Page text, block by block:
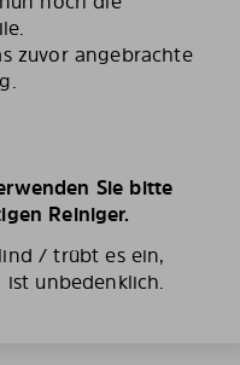
zuvor angebrachte
Sie bitte
Reiniger.
/ trübt es ein,
unbedenklich.